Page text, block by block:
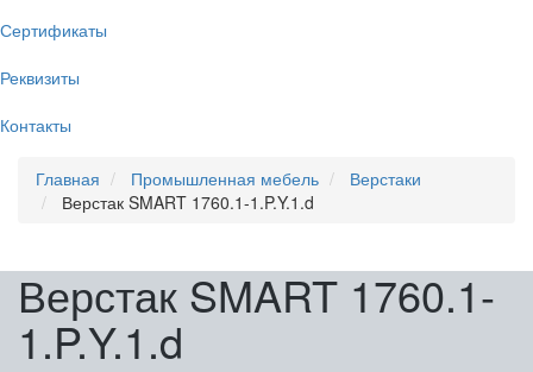
Сертификаты
Реквизиты
Контакты
Главная Промышленная мебель
Верстаки
Верстак SMART 1760.1-1.P.Y.1.d
Верстак SMART 1760.1-
1.P.Y.1.d